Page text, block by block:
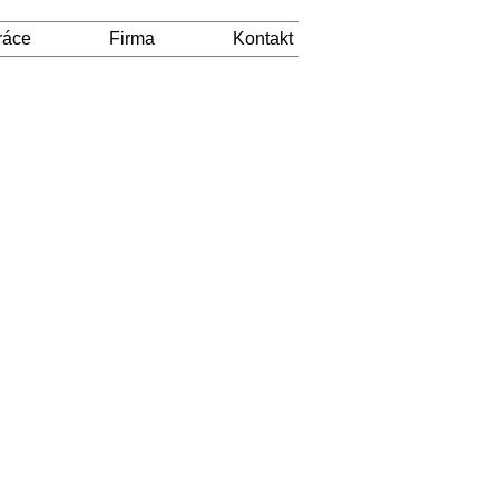
Firma Kontakt